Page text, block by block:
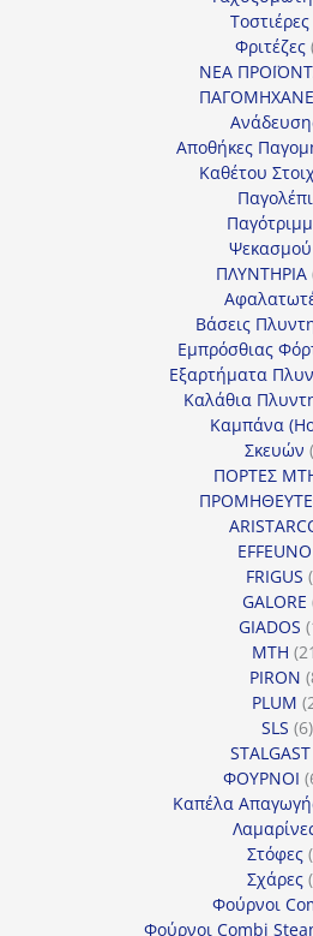
Τοστιέρες
Φριτέζες
ΝΕΑ
Αποθήκες
Καθέτου
Παγολέπι
Ψεκασμού
ΠΛΥΝΤΗΡΙΑ
Βάσεις
Εμπρόσθιας
Εξαρτήματα
Καλάθια
Καμπάνα
Σκευών
ΠΟΡΤΕΣ
EFFEUNO
FRIGUS
GALORE
GIADOS
MTH 21
PIRON
PLUM
SLS 66
STALGAST
ΦΟΥΡΝΟΙ
Καπέλα
Στόφες
Σχάρες
Φούρνοι
Φούρνοι Combi